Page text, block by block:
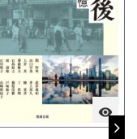
visibility